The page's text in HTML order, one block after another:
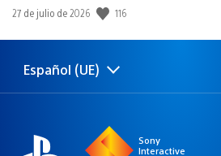
Fecha
publicación:
27 de julio de 2026 116
Selecciona
una
Región
actual:
Español (UE)
Sony
Interactive